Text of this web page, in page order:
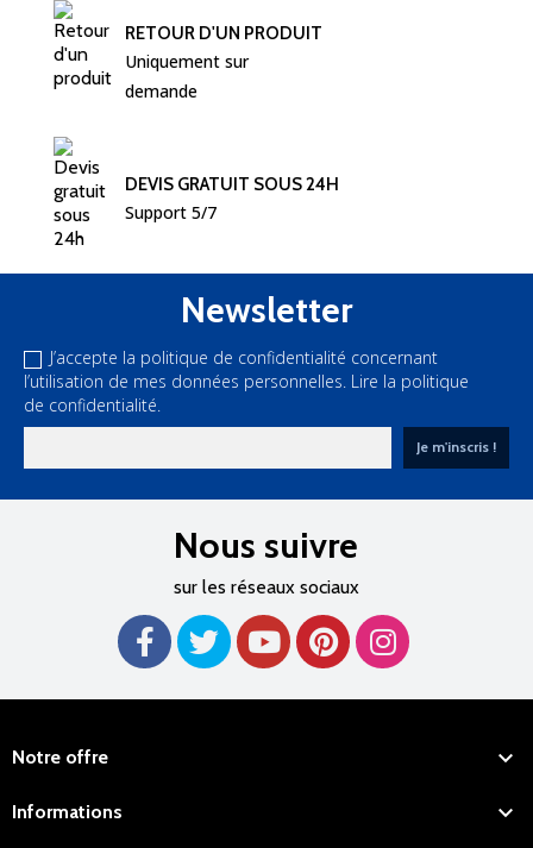
RETOUR D'UN PRODUIT
Uniquement sur
demande
DEVIS GRATUIT SOUS 24H
Support 5/7
Newsletter
J’accepte la politique de confidentialité concernant
l’utilisation de mes données personnelles. Lire la politique
de confidentialité.
Nous suivre
sur les réseaux sociaux
Notre offre 
Informations 